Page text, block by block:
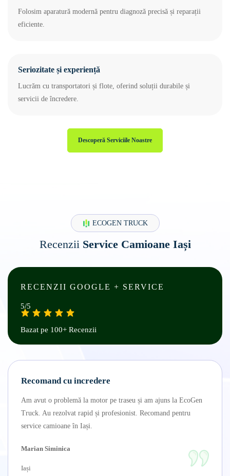
Folosim aparatură modernă pentru diagnoză precisă și reparații
eficiente.
Seriozitate și experiență
Lucrăm cu transportatori și flote, oferind soluții durabile și
servicii de încredere.
Descoperă Serviciile Noastre
ECOGEN TRUCK
Recenzii Service Camioane Iași
RECENZII GOOGLE + SERVICE
5/5
Bazat pe 100+ Recenzii
Recomand cu incredere
Am avut o problemă la motor pe traseu și am ajuns la EcoGen
Truck. Au rezolvat rapid și profesionist. Recomand pentru
service camioane în Iași.
Marian Siminica
Iași